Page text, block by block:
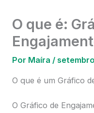
O que é:
Por Maíra /
O que é um Gráfico
O Gráfico de